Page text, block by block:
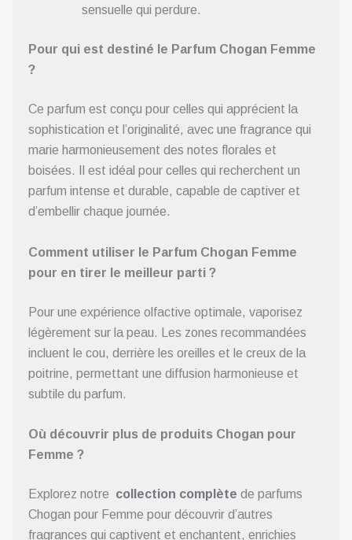
sensuelle qui perdure.
Pour qui est destiné le Parfum Chogan Femme
?
Ce parfum est conçu pour celles qui apprécient la
sophistication et l’originalité, avec une fragrance qui
marie harmonieusement des notes florales et
boisées. Il est idéal pour celles qui recherchent un
parfum intense et durable, capable de captiver et
d’embellir chaque journée.
Comment utiliser le Parfum Chogan Femme
pour en tirer le meilleur parti ?
Pour une expérience olfactive optimale, vaporisez
légèrement sur la peau. Les zones recommandées
incluent le cou, derrière les oreilles et le creux de la
poitrine, permettant une diffusion harmonieuse et
subtile du parfum.
Où découvrir plus de produits Chogan pour
Femme ?
Explorez notre collection complète de parfums
Chogan pour Femme pour découvrir d’autres
fragrances qui captivent et enchantent, enrichies